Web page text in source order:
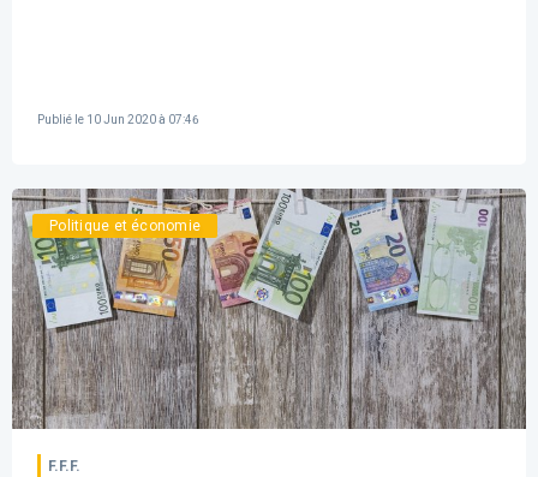
Publié le 10 Jun 2020 à 07:46
Politique et économie
F.F.F.